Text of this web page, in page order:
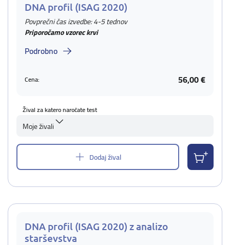
DNA profil (ISAG 2020)
Povprečni čas izvedbe: 4-5 tednov
Priporočamo vzorec krvi
Podrobno
Cena: 56,00 €
Žival za katero naročate test
Moje živali
Dodaj žival
DNA profil (ISAG 2020) z analizo
starševstva